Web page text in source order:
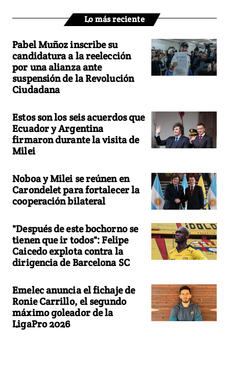
Lo más reciente
Pabel Muñoz inscribe su
candidatura a la reelección
por una alianza ante
suspensión de la Revolución
Ciudadana
Estos son los seis acuerdos que
Ecuador y Argentina
firmaron durante la visita de
Milei
Noboa y Milei se reúnen en
Carondelet para fortalecer la
cooperación bilateral
"Después de este bochorno se
tienen que ir todos": Felipe
Caicedo explota contra la
dirigencia de Barcelona SC
Emelec anuncia el fichaje de
Ronie Carrillo, el segundo
máximo goleador de la
LigaPro 2026